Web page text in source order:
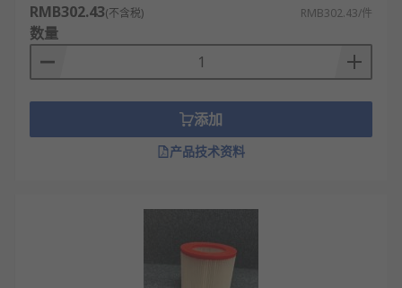
RMB302.43(不含税) RMB302.43/件
数量
添加
产品技术资料